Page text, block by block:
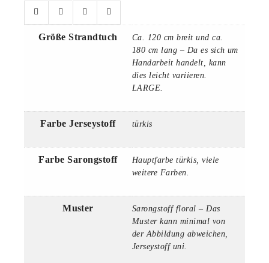
Größe Strandtuch
Ca. 120 cm breit und ca.
180 cm lang – Da es sich um
Handarbeit handelt, kann
dies leicht variieren.
LARGE.
Farbe Jerseystoff türkis
Farbe Sarongstoff
Hauptfarbe türkis, viele
weitere Farben.
Muster
Sarongstoff floral – Das
Muster kann minimal von
der Abbildung abweichen,
Jerseystoff uni.